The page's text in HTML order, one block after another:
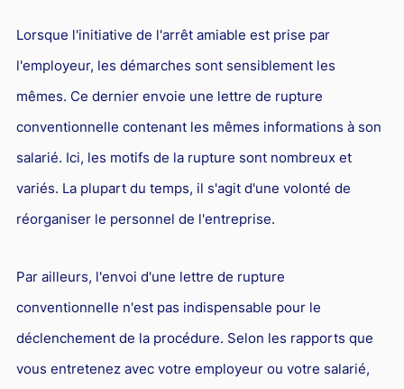
Lorsque l'initiative de l'arrêt amiable est prise par
l'employeur, les démarches sont sensiblement les
mêmes. Ce dernier envoie une lettre de rupture
conventionnelle contenant les mêmes informations à son
salarié. Ici, les motifs de la rupture sont nombreux et
variés. La plupart du temps, il s'agit d'une volonté de
réorganiser le personnel de l'entreprise.
Par ailleurs, l'envoi d'une lettre de rupture
conventionnelle n'est pas indispensable pour le
déclenchement de la procédure. Selon les rapports que
vous entretenez avec votre employeur ou votre salarié,